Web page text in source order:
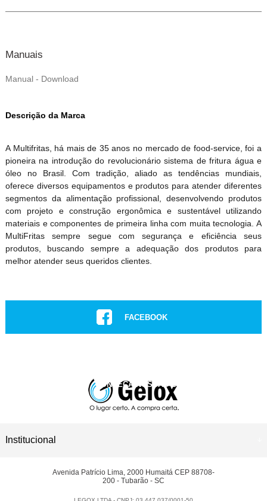
Manuais
Manual - Download
Descrição da Marca
A Multifritas, há mais de 35 anos no mercado de food-service, foi a
pioneira na introdução do revolucionário sistema de fritura água e
óleo no Brasil. Com tradição, aliado as tendências mundiais,
oferece diversos equipamentos e produtos para atender diferentes
segmentos da alimentação profissional, desenvolvendo produtos
com projeto e construção ergonômica e sustentável utilizando
materiais e componentes de primeira linha com muita tecnologia. A
MultiFritas sempre segue com segurança e eficiência seus
produtos, buscando sempre a adequação dos produtos para
melhor atender seus queridos clientes.
FACEBOOK
CONHEÇA NOSSAS LOJAS
Institucional
Avenida Patrício Lima, 2000 Humaitá CEP 88708-
200 - Tubarão - SC